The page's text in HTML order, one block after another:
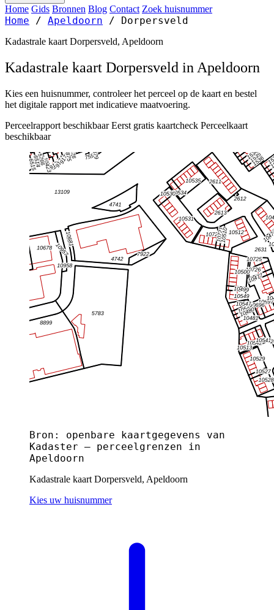
Home Gids Bronnen Blog Contact Zoek huisnummer
Home / Apeldoorn / Dorpersveld
Kadastrale kaart Dorpersveld, Apeldoorn
Kadastrale kaart Dorpersveld in Apeldoorn
Kies een huisnummer, controleer het perceel op de kaart en bestel
het digitale rapport met indicatieve maatvoering.
Perceelrapport beschikbaar Eerst gratis kaartcheck Perceelkaart
beschikbaar
Bron: openbare kaartgegevens van
Kadaster — perceelgrenzen in
Apeldoorn
Kadastrale kaart Dorpersveld, Apeldoorn
Kies uw huisnummer